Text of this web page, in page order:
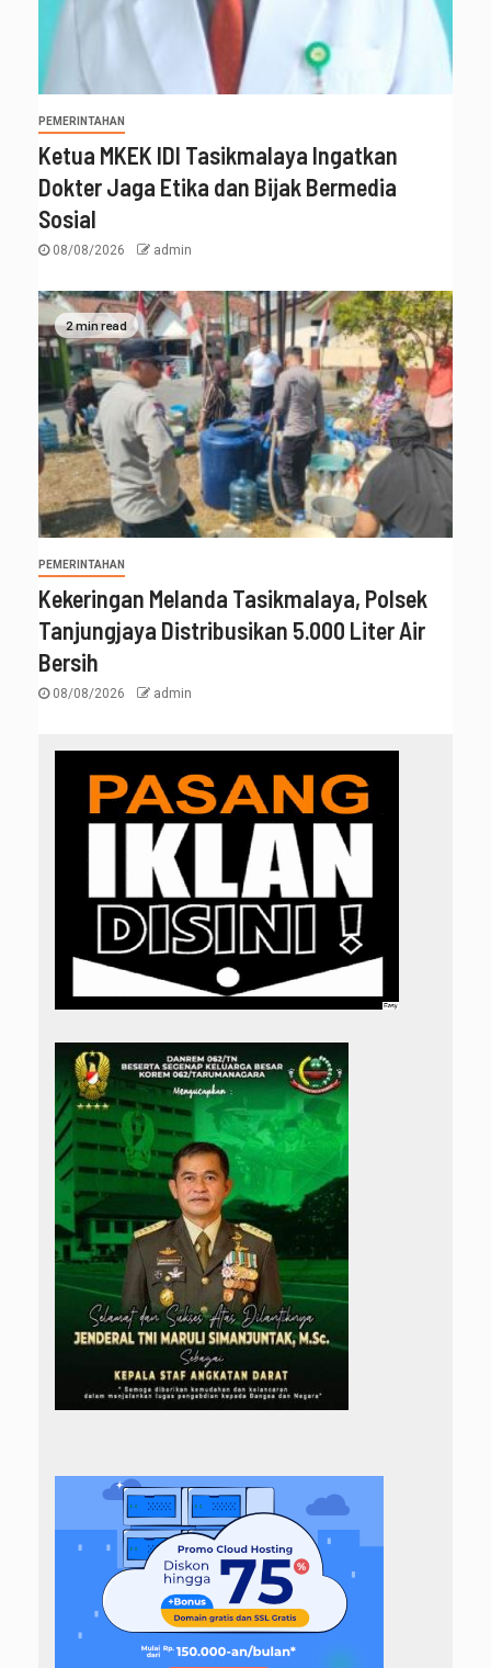
PEMERINTAHAN
Ketua MKEK IDI Tasikmalaya Ingatkan
Dokter Jaga Etika dan Bijak Bermedia
Sosial
08/08/2026 admin
2 min read
PEMERINTAHAN
Kekeringan Melanda Tasikmalaya, Polsek
Tanjungjaya Distribusikan 5.000 Liter Air
Bersih
08/08/2026 admin